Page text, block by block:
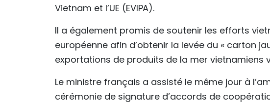
Vietnam et l’UE (EVIPA).
Il a également promis de soutenir les efforts
européenne afin d’obtenir la levée du « carton
exportations de produits de la mer vietnamiens
Le ministre français a assisté le même jour à
cérémonie de signature d’accords de